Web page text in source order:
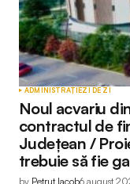
ADMINISTRAȚIEZI DE ZI
Noul acvariu
contractul de
Județean /
trebuie să fie
by Petruț Iacob6 august